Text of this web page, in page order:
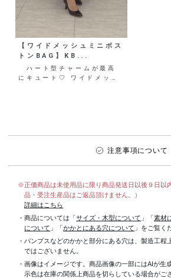
【ワイドメッシュミニボス
トンBAG】KB...
ハート型チャームが最高
にキュート♡ ワイドメッシ
注意事項について
※正価商品は未使用品に限り商品発送日以後９日以
品・受注生産品はご返品頂けません。）
詳細はこちら
・商品については「サイズ・木型について 」「素材
について 」「かかとにある穴について 」をご覧く
・パンプスなどのかかと部分にある穴は、製造工程
ではございません。
・画像はイメージです。商品画像の一部にはAIが生
示色は在庫の関係上商品を切らしている場合がご